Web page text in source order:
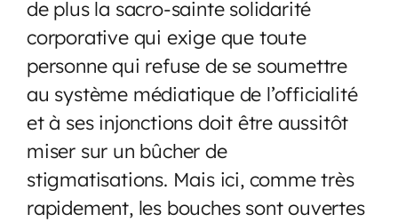
de plus la sacro-sainte solidarité
corporative qui exige que toute
personne qui refuse de se soumettre
au système médiatique de l’officialité
et à ses injonctions doit être aussitôt
miser sur un bûcher de
stigmatisations. Mais ici, comme très
rapidement, les bouches sont ouvertes